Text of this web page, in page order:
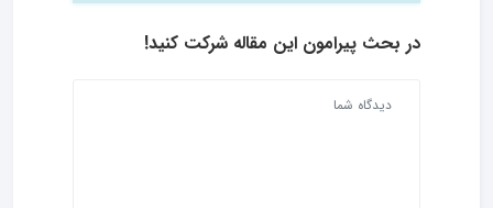
در بحث‌ پیرامون این مقاله شرکت کنید!